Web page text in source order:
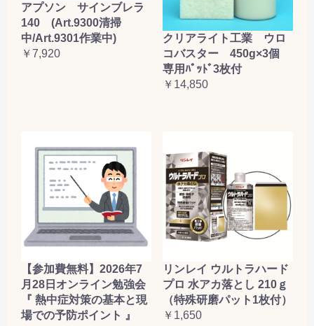
アプソン サインブレラ
140 (Art.9300清掃
中/Art.9301作業中)
￥7,920
クリアライト工業 ウロ
コバスター 450g×3個
専用ﾊﾟｯﾄﾞ3枚付
￥14,850
【参加費無料】2026年7
月28日オンライン勉強会
『 熱中症対策の基本と現
場での予防ポイント 』
リンレイ ウルトラハード
プロ 水アカ落とし 210ｇ
（特殊研磨パット1枚付）
￥1,650